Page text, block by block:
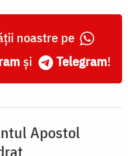
noastre pe
și Telegram!
Apostol